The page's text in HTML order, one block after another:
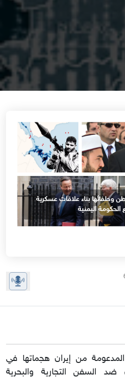
وحلفائها بناء علاقات عسكرية
اليمنية
الساعة 6
المدعومة من إيران هجماتها في
ضد السفن التجارية والبحرية